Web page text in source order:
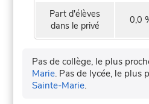
Part d'élèves
dans le privé
0,0
Pas de collège, le plus
Marie. Pas de lycée, le plus
Sainte-Marie.